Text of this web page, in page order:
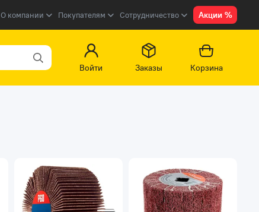
О компании Покупателям Сотрудничество Акции %
Войти
Заказы Корзина